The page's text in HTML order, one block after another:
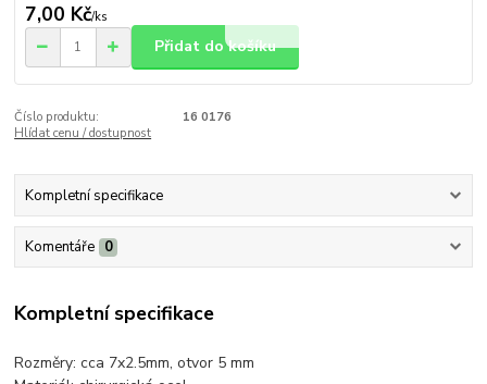
7,00 Kč/ks
Přidat do košíku
Číslo produktu:
16 0176
Hlídat cenu / dostupnost
Kompletní specifikace
Komentáře 0
Kompletní specifikace
Rozměry: cca 7x2.5mm, otvor 5 mm